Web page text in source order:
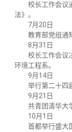
校长工作会议
法》。
7月20日
教育部党组通
8月31日
校长工作会议
环境工程系。
9月14日
举行第二十四
9月21日
共青团清华大
10月1日
首都举行盛大